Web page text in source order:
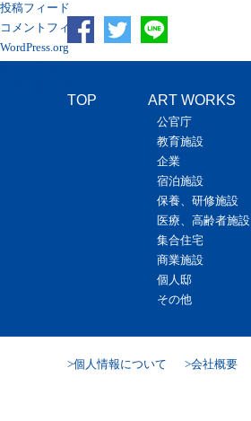
投稿フィード
コメントフィード
WordPress.org
TOP ART WORKS
公官庁
教育施設
企業
宿泊施設
保養、研修施設
医療、高齢者施設
集合住宅
商業施設
個人邸
その他
個人情報について 会社概要